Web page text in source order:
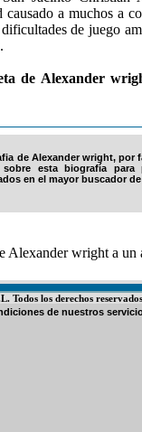
a muchos a
de juego
de Alexander
de Alexander wright, por
esta biografía para
en el mayor buscador
Alexander wright a un
Todos los derechos reservados
de nuestros